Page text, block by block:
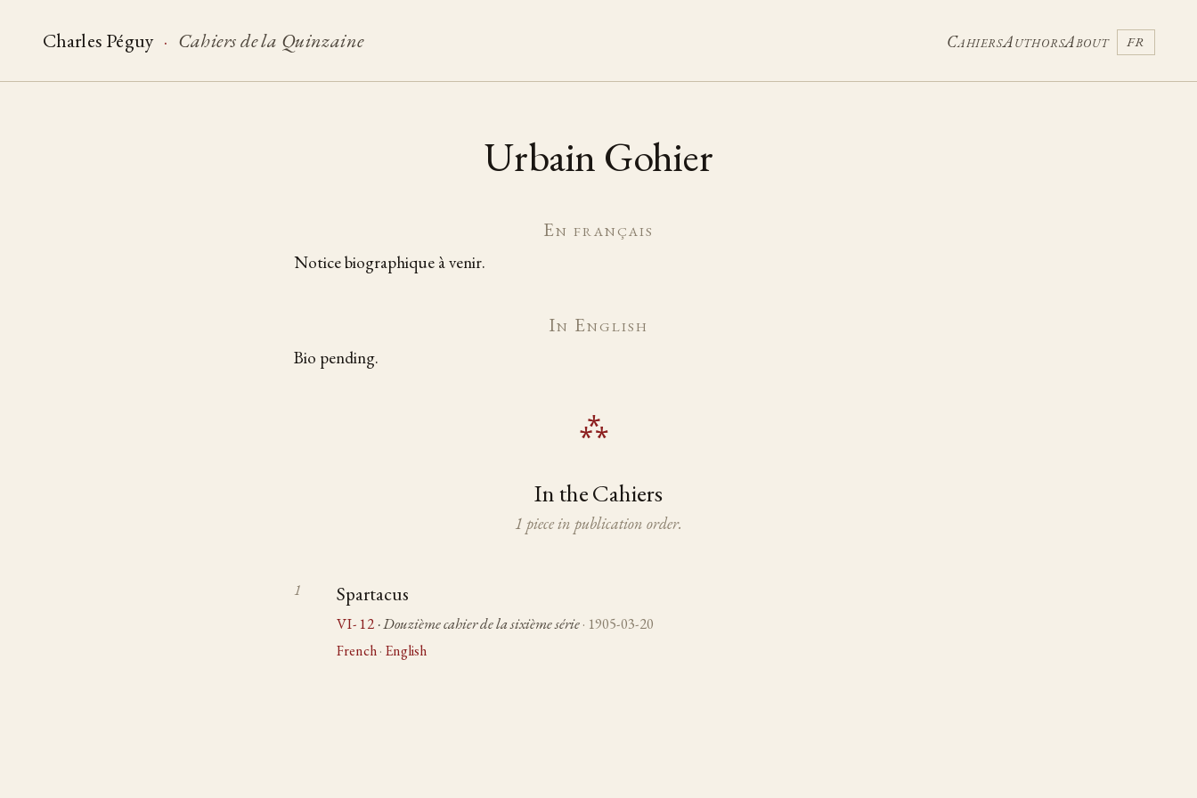
Charles Péguy · Cahiers de la Quinzaine CahiersAuthorsAbout FR
Urbain Gohier
En français
Notice biographique à venir.
In English
Bio pending.
In the Cahiers
1 piece in publication order.
Spartacus
VI-12 · Douzième cahier de la sixième série· 1905-03-20
French · English